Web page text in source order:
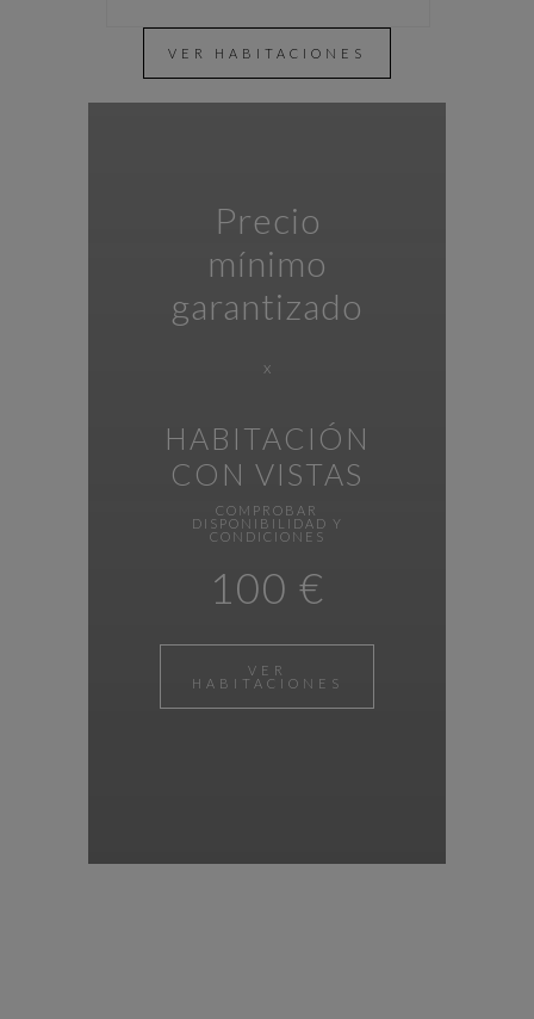
VER HABITACIONES
Precio
mínimo
garantizado
x
HABITACIÓN
CON VISTAS
COMPROBAR
DISPONIBILIDAD Y
CONDICIONES
100 €
VER
HABITACIONES